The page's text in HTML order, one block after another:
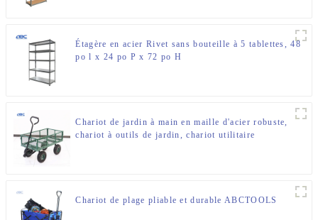
Étagère en acier Rivet sans bouteille à 5 tablettes, 48
po l x 24 po P x 72 po H
Chariot de jardin à main en maille d'acier robuste,
chariot à outils de jardin, chariot utilitaire
Chariot de plage pliable et durable ABCTOOLS